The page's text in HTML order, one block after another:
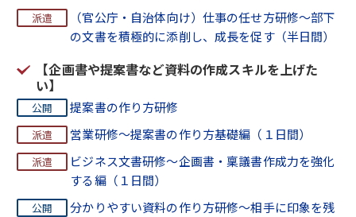
（官公庁・自治体向け）仕事の任せ方研修～部下
の文書を積極的に添削し、成長を促す（半日間）
【企画書や提案書など資料の作成スキルを上げた
い】
提案書の作り方研修
営業研修～提案書の作り方基礎編（１日間）
ビジネス文書研修～企画書・稟議書作成力を強化
する編（１日間）
分かりやすい資料の作り方研修～相手に印象を残